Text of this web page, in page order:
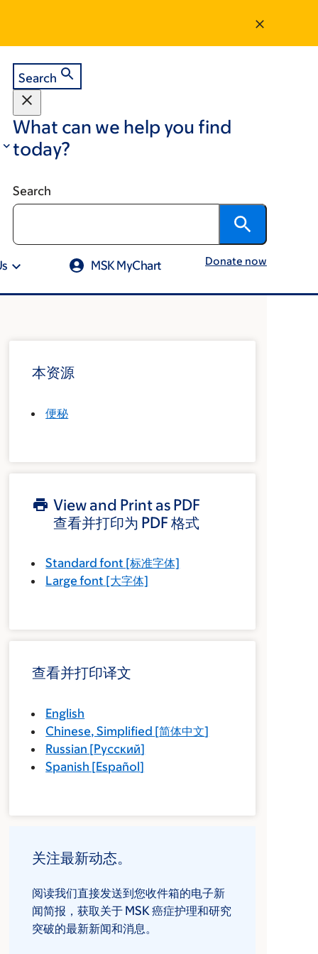
Search
What can we help you find
today?
Search
MSK MyChart Donate now
本资源
便秘
View and Print as PDF
查看并打印为 PDF 格式
Standard font [标准字体]
Large font [大字体]
查看并打印译文
English
Chinese, Simplified [简体中文]
Russian [Русский]
Spanish [Español]
关注最新动态。
阅读我们直接发送到您收件箱的电子新
闻简报，获取关于 MSK 癌症护理和研究
突破的最新新闻和消息。